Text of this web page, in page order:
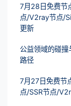
7月28日免费
点/V2ray节点/
更新
公益领域的碰
路径
7月27日免费节
点/SSR节点/